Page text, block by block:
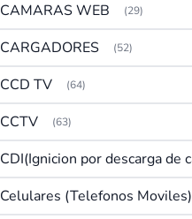
CAMARAS WEB (29)
CARGADORES (52)
CCD TV (64)
CCTV (63)
Celulares (Telefonos Moviles)